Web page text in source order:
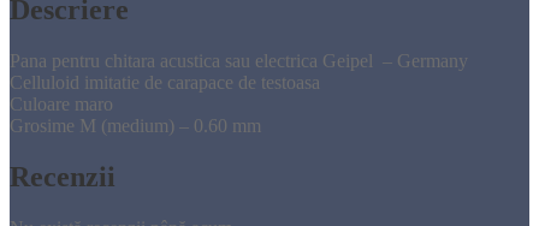
Descriere
Pana pentru chitara acustica sau electrica Geipel – Germany
Celluloid imitatie de carapace de testoasa
Culoare maro
Grosime M (medium) – 0.60 mm
Recenzii